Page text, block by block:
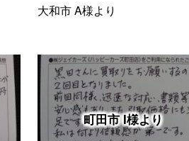
大和市 A様より
町田市 I様より